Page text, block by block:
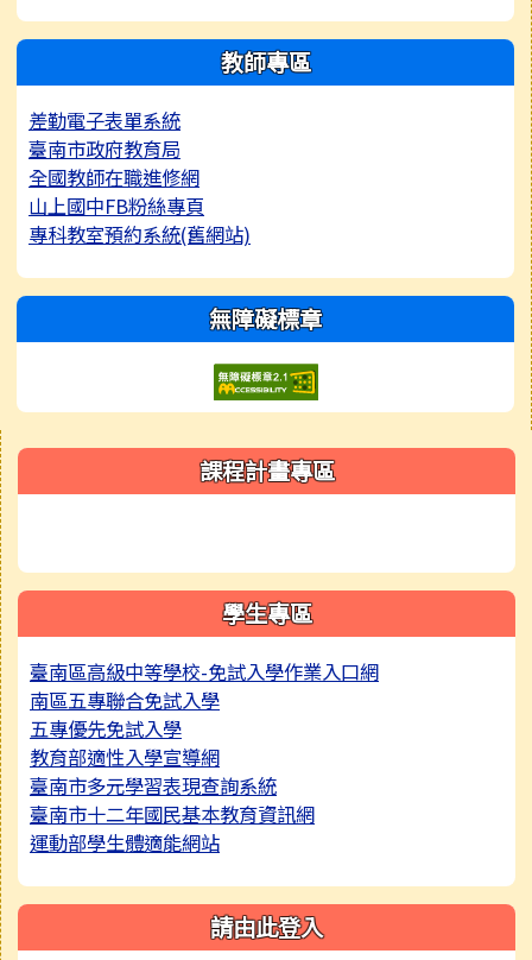
教師專區
差勤電子表單系統
臺南市政府教育局
全國教師在職進修網
山上國中FB粉絲專頁
專科教室預約系統(舊網站)
無障礙標章
右邊區域內容 課程計畫專區
學生專區
臺南區高級中等學校-免試入學作業入口網
南區五專聯合免試入學
五專優先免試入學
教育部適性入學宣導網
臺南市多元學習表現查詢系統
臺南市十二年國民基本教育資訊網
運動部學生體適能網站
請由此登入